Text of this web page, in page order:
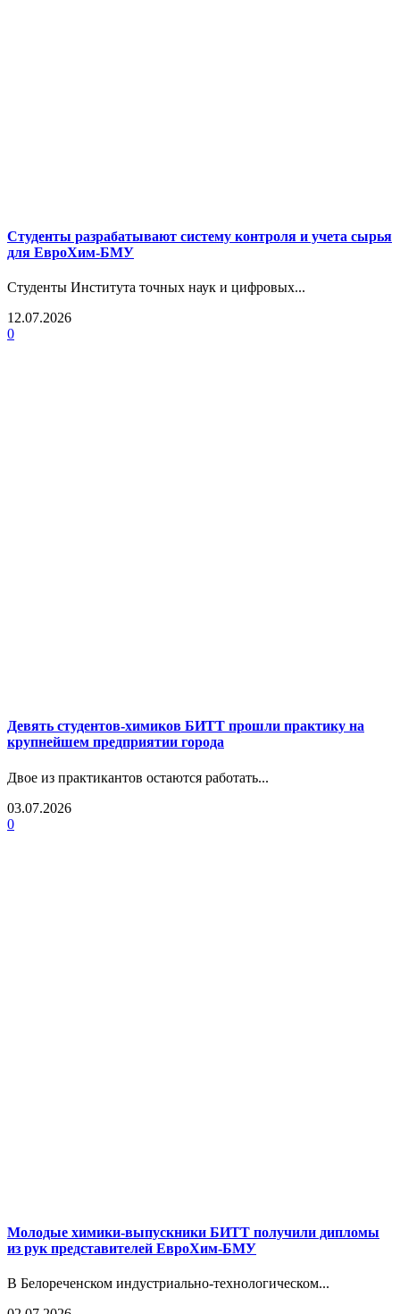
Студенты разрабатывают систему контроля и учета сырья
для ЕвроХим-БМУ
Студенты Института точных наук и цифровых...
12.07.2026
0
Девять студентов-химиков БИТТ прошли практику на
крупнейшем предприятии города
Двое из практикантов остаются работать...
03.07.2026
0
Молодые химики-выпускники БИТТ получили дипломы
из рук представителей ЕвроХим-БМУ
В Белореченском индустриально-технологическом...